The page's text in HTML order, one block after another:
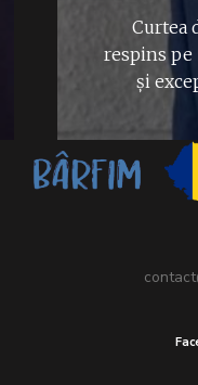
Curtea
respins pe
și